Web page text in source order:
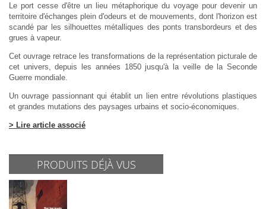
Le port cesse d'être un lieu métaphorique du voyage pour devenir un
territoire d'échanges plein d'odeurs et de mouvements, dont l'horizon est
scandé par les silhouettes métalliques des ponts transbordeurs et des
grues à vapeur.
Cet ouvrage retrace les transformations de la représentation picturale de
cet univers, depuis les années 1850 jusqu'à la veille de la Seconde
Guerre mondiale.
Un ouvrage passionnant qui établit un lien entre révolutions plastiques
et grandes mutations des paysages urbains et socio-économiques.
> Lire article associé
PRODUITS DÉJÀ VUS